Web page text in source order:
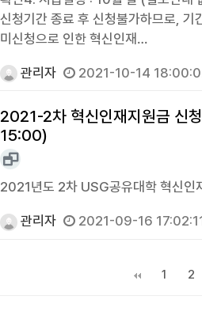
신청기간 종료 후 신청불가하므로, 기
미신청으로 인한 혁신인재…
관리자 2021-10-14
2021-2차 혁신인재지원금 신
15:00)
2021년도 2차 USG공유대학 혁신인
관리자 2021-09-16
1 2